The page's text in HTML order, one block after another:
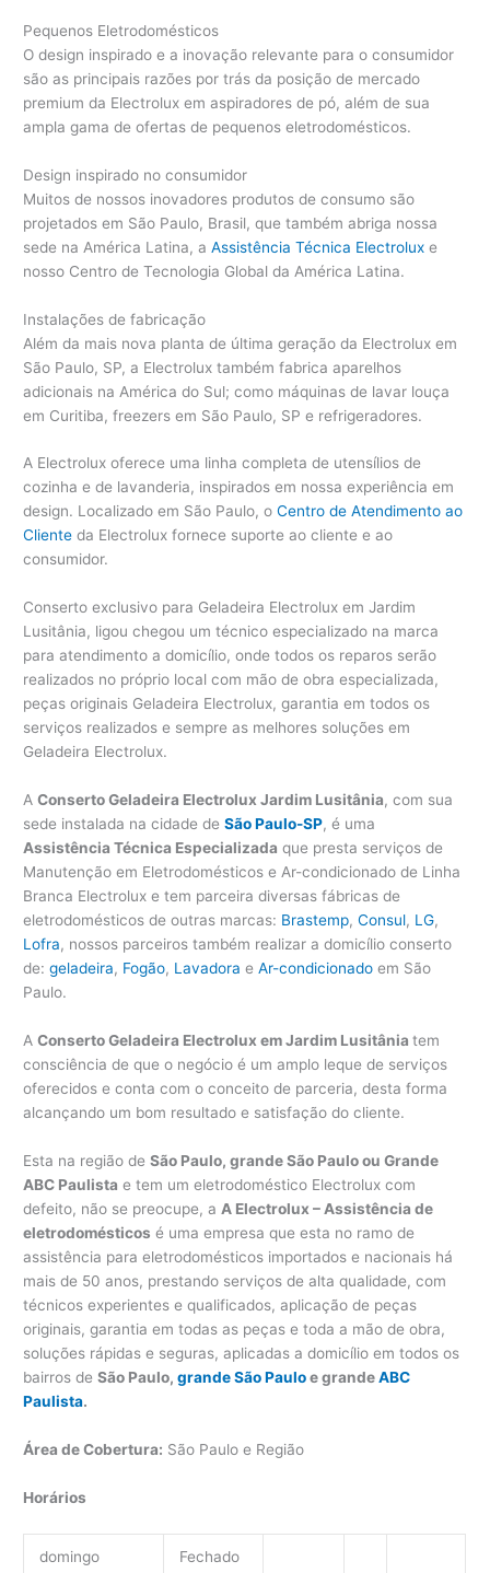
Pequenos Eletrodomésticos
O design inspirado e a inovação relevante para o consumidor
são as principais razões por trás da posição de mercado
premium da Electrolux em aspiradores de pó, além de sua
ampla gama de ofertas de pequenos eletrodomésticos.
Design inspirado no consumidor
Muitos de nossos inovadores produtos de consumo são
projetados em São Paulo, Brasil, que também abriga nossa
sede na América Latina, aAssistência Técnica Electrolux e
nosso Centro de Tecnologia Global da América Latina.
Instalações de fabricação
Além da mais nova planta de última geração da Electrolux em
São Paulo, SP, a Electrolux também fabrica aparelhos
adicionais na América do Sul; como máquinas de lavar louça
em Curitiba, freezers em São Paulo, SP e refrigeradores.
A Electrolux oferece uma linha completa de utensílios de
cozinha e de lavanderia, inspirados em nossa experiência em
design. Localizado em São Paulo, oCentro de Atendimento ao
Cliente da Electrolux fornece suporte ao cliente e ao
consumidor.
Conserto exclusivo para Geladeira Electrolux em Jardim
Lusitânia, ligou chegou um técnico especializado na marca
para atendimento a domicílio, onde todos os reparos serão
realizados no próprio local com mão de obra especializada,
peças originais Geladeira Electrolux, garantia em todos os
serviços realizados e sempre as melhores soluções em
Geladeira Electrolux.
AConserto Geladeira Electrolux Jardim Lusitânia, com sua
sede instalada na cidade deSão Paulo-SP, é uma
Assistência Técnica Especializada que presta serviços de
Manutenção em Eletrodomésticos e Ar-condicionado de Linha
Branca Electrolux e tem parceira diversas fábricas de
eletrodomésticos de outras marcas: Brastemp,Consul, LG,
Lofra, nossos parceiros também realizar a domicílio conserto
de:geladeira, Fogão, Lavadora eAr-condicionado em São
Paulo.
AConserto Geladeira Electrolux em Jardim Lusitâniatem
consciência de que o negócio é um amplo leque de serviços
oferecidos e conta com o conceito de parceria, desta forma
alcançando um bom resultado e satisfação do cliente.
Esta na região deSão Paulo, grande São Paulo ou Grande
ABC Paulista e tem um eletrodoméstico Electrolux com
defeito, não se preocupe, a A Electrolux – Assistência de
eletrodomésticos é uma empresa que esta no ramo de
assistência para eletrodomésticos importados e nacionais há
mais de 50 anos, prestando serviços de alta qualidade, com
técnicos experientes e qualificados, aplicação de peças
originais, garantia em todas as peças e toda a mão de obra,
soluções rápidas e seguras, aplicadas a domicílio em todos os
bairros deSão Paulo,grande São Pauloe grandeABC
Paulista.
Área de Cobertura: São Paulo e Região
Horários
domingo Fechado